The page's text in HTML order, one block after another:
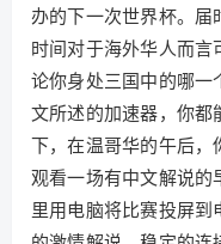
办的下一次世界杯。届
时间对于海外华人而
论你身处三国中的哪一
文所述的加速器，你都
下，在温哥华的午后，
观看一场有中文解说的
里用电脑将比赛投屏